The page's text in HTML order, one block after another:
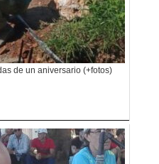
de un aniversario (+fotos)